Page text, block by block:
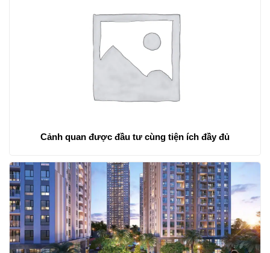
Cảnh quan được đầu tư cùng tiện ích đầy đủ